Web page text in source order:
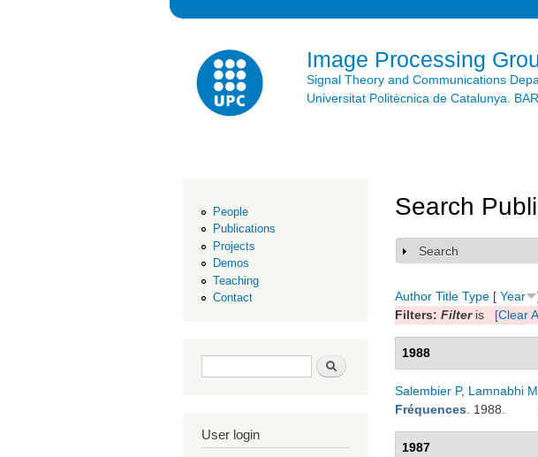
Image Processing
Signal Theory and Communications
Universitat Politècnica de Catalunya.
People
Publications
Projects
Demos
Teaching
Contact
Search form Search
User login
Search
Show
Search
Author Title Type [ Year
Filters: Filteris [Clear
1988
Salembier P, Lamnabhi M
Fréquences . 1988.
1987